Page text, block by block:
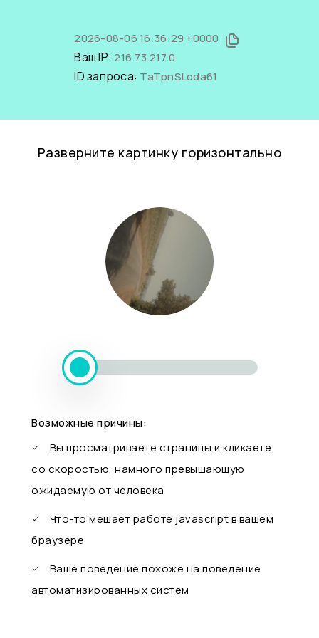
2026-08-06 16:36:29 +0000
Ваш IP:216.73.217.0
ID запроса: TaTpnSLoda61
Разверните картинку горизонтально
Возможные причины:
Вы просматриваете страницы и кликаете
со скоростью, намного превышающую
ожидаемую от человека
Что-то мешает работе javascript в вашем
браузере
Ваше поведение похоже на поведение
автоматизированных систем